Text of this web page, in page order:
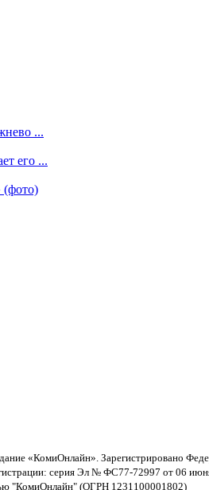
...
его ...
(фото)
«КомиОнлайн». Зарегистрировано
серия Эл № ФС77-72997 от 06
"КомиОнлайн" (ОГРН 1231100001802)